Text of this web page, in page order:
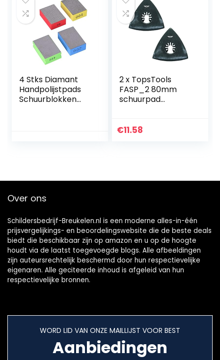
4 Stks Diamant
Handpolijstpads
Schuurblokken
2 x TopsTools
FASP_2 80mm
schuurpad
Black en Decker
Worx (snel
es
€11.58
Over ons
Schildersbedrijf-Breukelen.nl is een moderne alles-in-één
prijsvergelijkings- en beoordelingswebsite die de beste deals
biedt die beschikbaar zijn op amazon en u op de hoogte
houdt via de laatst toegevoegde blogs. Alle afbeeldingen
zijn auteursrechtelijk beschermd door hun respectievelijke
eigenaren. Alle geciteerde inhoud is afgeleid van hun
respectievelijke bronnen.
WORD LID VAN ONZE MAILLIJST VOOR BEST
Aanbiedingen